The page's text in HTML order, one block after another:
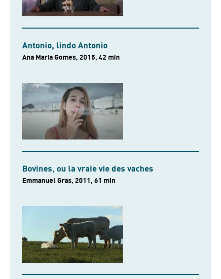
Antonio, lindo Antonio
Ana Maria Gomes, 2015, 42 min
Bovines, ou la vraie vie des vaches
Emmanuel Gras, 2011, 61 min